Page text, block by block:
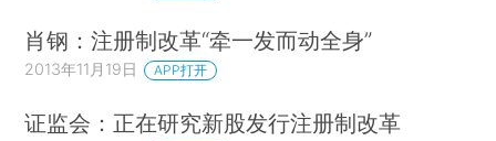
肖钢：注册制改革“牵一发而动全身”
2013年11月19日 APP打开
证监会：正在研究新股发行注册制改革